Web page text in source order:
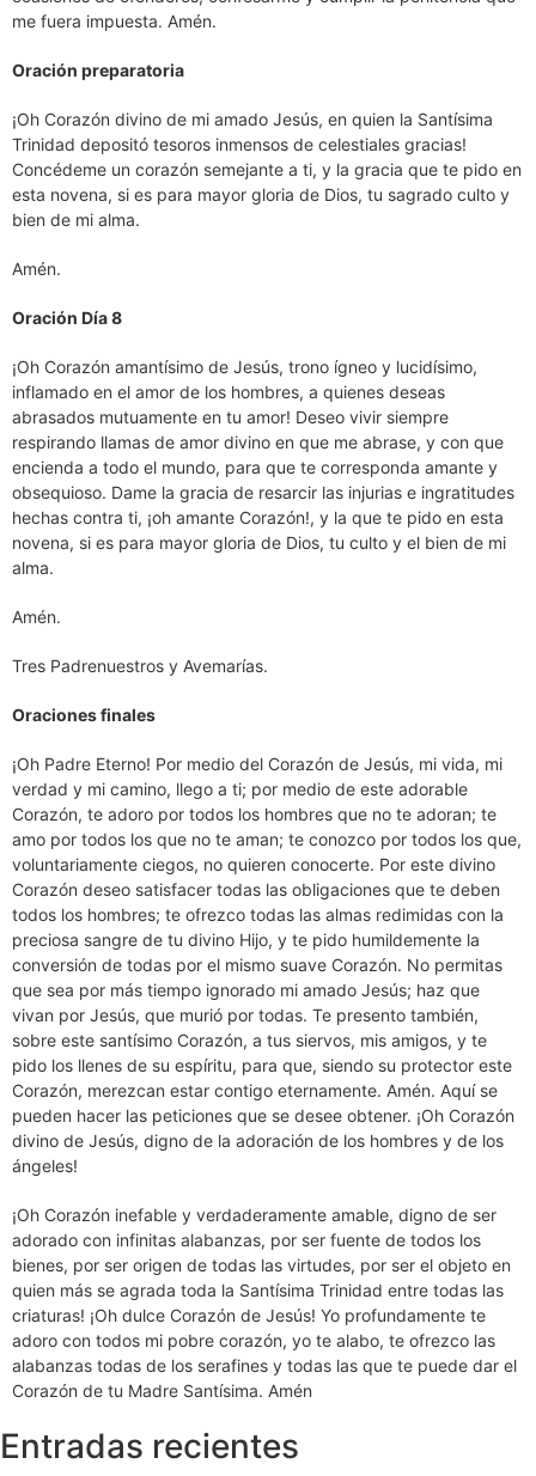
me fuera impuesta. Amén.
Oración preparatoria
¡Oh Corazón divino de mi amado Jesús, en quien la Santísima
Trinidad depositó tesoros inmensos de celestiales gracias!
Concédeme un corazón semejante a ti, y la gracia que te pido en
esta novena, si es para mayor gloria de Dios, tu sagrado culto y
bien de mi alma.
Amén.
Oración Día 8
¡Oh Corazón amantísimo de Jesús, trono ígneo y lucidísimo,
inflamado en el amor de los hombres, a quienes deseas
abrasados mutuamente en tu amor! Deseo vivir siempre
respirando llamas de amor divino en que me abrase, y con que
encienda a todo el mundo, para que te corresponda amante y
obsequioso. Dame la gracia de resarcir las injurias e ingratitudes
hechas contra ti, ¡oh amante Corazón!, y la que te pido en esta
novena, si es para mayor gloria de Dios, tu culto y el bien de mi
alma.
Amén.
Tres Padrenuestros y Avemarías.
Oraciones finales
¡Oh Padre Eterno! Por medio del Corazón de Jesús, mi vida, mi
verdad y mi camino, llego a ti; por medio de este adorable
Corazón, te adoro por todos los hombres que no te adoran; te
amo por todos los que no te aman; te conozco por todos los que,
voluntariamente ciegos, no quieren conocerte. Por este divino
Corazón deseo satisfacer todas las obligaciones que te deben
todos los hombres; te ofrezco todas las almas redimidas con la
preciosa sangre de tu divino Hijo, y te pido humildemente la
conversión de todas por el mismo suave Corazón. No permitas
que sea por más tiempo ignorado mi amado Jesús; haz que
vivan por Jesús, que murió por todas. Te presento también,
sobre este santísimo Corazón, a tus siervos, mis amigos, y te
pido los llenes de su espíritu, para que, siendo su protector este
Corazón, merezcan estar contigo eternamente. Amén. Aquí se
pueden hacer las peticiones que se desee obtener. ¡Oh Corazón
divino de Jesús, digno de la adoración de los hombres y de los
ángeles!
¡Oh Corazón inefable y verdaderamente amable, digno de ser
adorado con infinitas alabanzas, por ser fuente de todos los
bienes, por ser origen de todas las virtudes, por ser el objeto en
quien más se agrada toda la Santísima Trinidad entre todas las
criaturas! ¡Oh dulce Corazón de Jesús! Yo profundamente te
adoro con todos mi pobre corazón, yo te alabo, te ofrezco las
alabanzas todas de los serafines y todas las que te puede dar el
Corazón de tu Madre Santísima. Amén
Entradas recientes